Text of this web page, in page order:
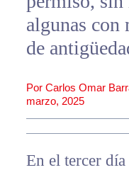
algunas con
de
Por Carlos Omar
marzo, 2025
En el tercer